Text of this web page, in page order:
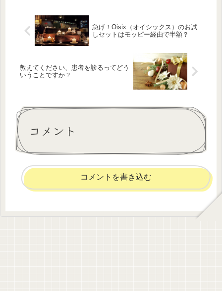
急げ！Oisix（オイシックス）のお試
しセットはモッピー経由で半額？
教えてください、患者を診るってどう
いうことですか？
コメント
コメントを書き込む